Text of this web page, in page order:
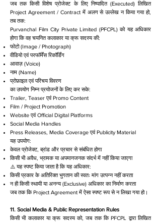
जब तक किसी विशेष प्रोजेक्ट के लिए निष्पादित (Executed) लिखित
Project Agreement / Contract में अलग से उल्लेख न किया गया हो,
तब तक:
Purvanchal Film City Private Limited (PFCPL) को यह अधिकार
होगा कि वह चयनित कलाकार या क्रू सदस्य की:
फोटो (Image / Photograph)
वीडियो एवं परफॉर्मेंस रिकॉर्डिंग
आवाज़ (Voice)
नाम (Name)
प्रोफ़ाइल एवं परिचय विवरण
का उपयोग निम्न प्रयोजनों के लिए कर सके:
Trailer, Teaser एवं Promo Content
Film / Project Promotion
Website एवं Official Digital Platforms
Social Media Handles
Press Releases, Media Coverage एवं Publicity Material
यह उपयोग:
केवल प्रोजेक्ट, ब्रांड और प्रचार से संबंधित होगा
किसी भी अवैध, भ्रामक या अपमानजनक संदर्भ में नहीं किया जाएगा
⚠️ यह स्पष्ट किया जाता है कि यह अधिकार:
किसी प्रकार के अतिरिक्त भुगतान की स्वतः मांग उत्पन्न नहीं करता
न ही किसी स्थायी या अनन्य (Exclusive) अधिकार का निर्माण करता
जब तक कि Project Agreement में ऐसा स्पष्ट रूप से न लिखा गया हो।
11. Social Media & Public Representation Rules
किसी भी कलाकार या क्रू सदस्य को, जब तक कि PFCPL द्वारा लिखित